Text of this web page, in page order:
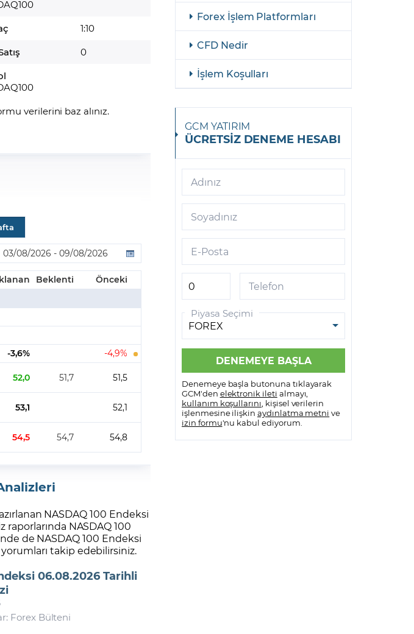
1:10
0
verilerini baz alınız.
NASDAQ 100 Endeksi
NASDAQ 100
de NASDAQ 100 Endeksi
takip edebilirsiniz.
06.08.2026 Tarihli
Forex Bülteni
EURO ENDEKSİ
FTSE 100
FTSEMIB 40
NIKKEI 225
RUSSELL 2000
VIX
Forex İşlem Platformları
CFD Nedir
İşlem Koşulları
GCM YATIRIM
ÜCRETSİZ DENEME HESABI
Adınız
Soyadınız
E-Posta
Telefon
Piyasa Seçimi
Denemeye başla butonuna tıklayarak
GCM'den elektronik ileti almayı,
kullanım koşullarını , kişisel verilerin
işlenmesine ilişkin aydınlatma metni ve
izin formu'nu kabul ediyorum.